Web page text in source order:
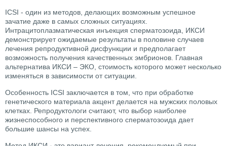
ICSI - один из методов, делающих возможным успешное
зачатие даже в самых сложных ситуациях.
Интрацитоплазматическая инъекция сперматозоида, ИКСИ
демонстрирует ожидаемые результаты в половине случаев
лечения репродуктивной дисфункции и предполагает
возможность получения качественных эмбрионов. Главная
альтернатива ИКСИ – ЭКО, стоимость которого может несколько
изменяться в зависимости от ситуации.
Особенность ICSI заключается в том, что при обработке
генетического материала акцент делается на мужских половых
клетках. Репродуктологи считают, что выбор наиболее
жизнеспособного и перспективного сперматозоида дает
большие шансы на успех.